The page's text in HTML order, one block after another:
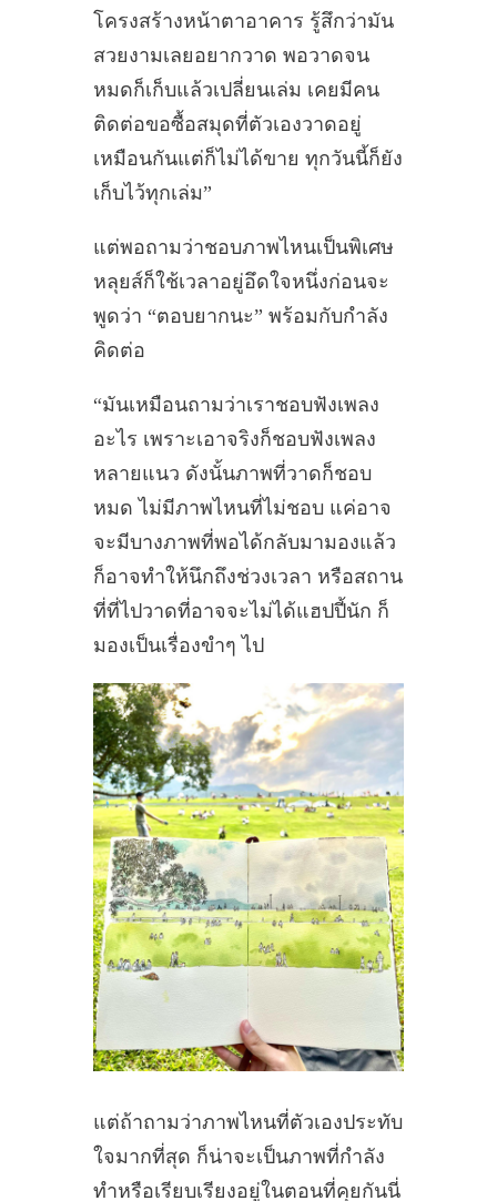
โครงสร้างหน้าตาอาคาร รู้สึกว่ามัน
สวยงามเลยอยากวาด พอวาดจน
หมดก็เก็บแล้วเปลี่ยนเล่ม เคยมีคน
ติดต่อขอซื้อสมุดที่ตัวเองวาดอยู่
เหมือนกันแต่ก็ไม่ได้ขาย ทุกวันนี้ก็ยัง
เก็บไว้ทุกเล่ม”
แต่พอถามว่าชอบภาพไหนเป็นพิเศษ
หลุยส์ก็ใช้เวลาอยู่อึดใจหนึ่งก่อนจะ
พูดว่า “ตอบยากนะ” พร้อมกับกำลัง
คิดต่อ
“มันเหมือนถามว่าเราชอบฟังเพลง
อะไร เพราะเอาจริงก็ชอบฟังเพลง
หลายแนว ดังนั้นภาพที่วาดก็ชอบ
หมด ไม่มีภาพไหนที่ไม่ชอบ แค่อาจ
จะมีบางภาพที่พอได้กลับมามองแล้ว
ก็อาจทำให้นึกถึงช่วงเวลา หรือสถาน
ที่ที่ไปวาดที่อาจจะไม่ได้แฮปปี้นัก ก็
มองเป็นเรื่องขำๆ ไป
แต่ถ้าถามว่าภาพไหนที่ตัวเองประทับ
ใจมากที่สุด ก็น่าจะเป็นภาพที่กำลัง
ทำหรือเรียบเรียงอยู่ในตอนที่คุยกันนี่